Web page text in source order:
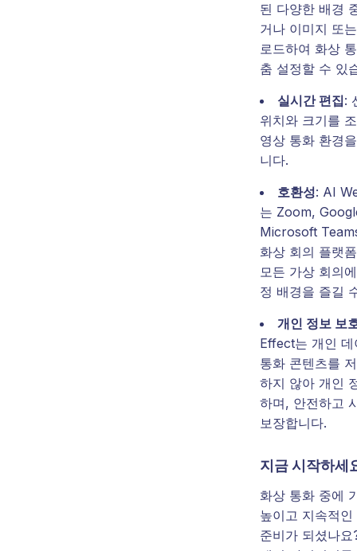
된 다양한 배경
거나 이미지 또
로드하여 화상
춤 설정할 수 있
실시간 편집:
위치와 크기를
영상 통화 환경
니다.
호환성: AI
는 Zoom,
Microsoft
화상 회의 플랫
모든 가상 회의
정 배경을 즐길
개인 정보 보
Effect는 개인
통화 콘텐츠를
하지 않아 개인
하며, 안전하고
보장합니다.
지금 시작하세
화상 통화 중에
높이고 지속적
준비가 되셨나